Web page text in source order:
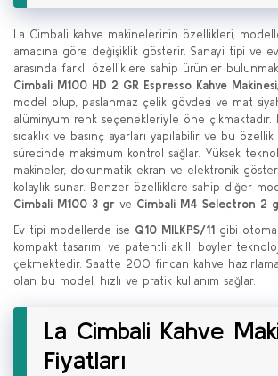
La Cimbali kahve makinelerinin özellikleri,
amacına göre değişiklik gösterir. Sanayi tipi ve
arasında farklı özelliklere sahip ürünler
Cimbali M100 HD 2 GR Espresso Kahve Makinesi
model olup, paslanmaz çelik gövdesi ve mat
alüminyum renk seçenekleriyle öne çıkmaktadır.
sıcaklık ve basınç ayarları yapılabilir ve bu özellik
sürecinde maksimum kontrol sağlar. Yüksek
makineler, dokunmatik ekran ve elektronik
kolaylık sunar. Benzer özelliklere sahip diğer
Cimbali M100 3 gr ve Cimbali M4 Selectron 2
Ev tipi modellerde ise Q10 MILKPS/11 gibi
kompakt tasarımı ve patentli akıllı boyler
çekmektedir. Saatte 200 fincan kahve
olan bu model, hızlı ve pratik kullanım sağlar.
La Cimbali Kahve
Fiyatları